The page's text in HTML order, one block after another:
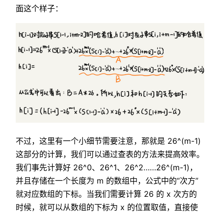
面这个样子：
不过，这里有一个小细节需要注意，那就是 26^(m-1)
这部分的计算，我们可以通过查表的方法来提高效率。
我们事先计算好 26^0、26^1、26^2……26^(m-1)，
并且存储在一个长度为 m 的数组中，公式中的“次方”
就对应数组的下标。当我们需要计算 26 的 x 次方的
时候，就可以从数组的下标为 x 的位置取值，直接使